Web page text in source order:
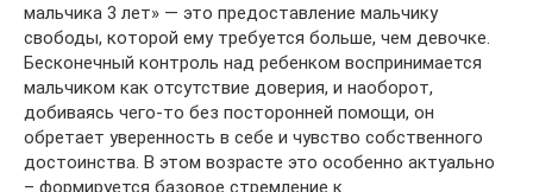
мальчика 3 лет» — это предоставление мальчику
свободы, которой ему требуется больше, чем девочке.
Бесконечный контроль над ребенком воспринимается
мальчиком как отсутствие доверия, и наоборот,
добиваясь чего-то без посторонней помощи, он
обретает уверенность в себе и чувство собственного
достоинства. В этом возрасте это особенно актуально
– формируется базовое стремление к